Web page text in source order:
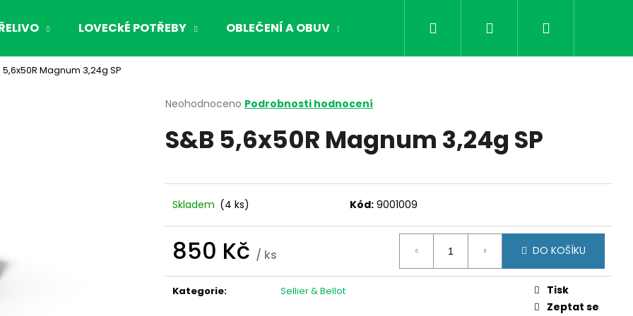
LOVECkÉ POTŘEBY OBLEČENÍ A OBUV NOČNÍ VIDĚNÍPřihlášení
5,6x50R Magnum 3,24g SP
Průměrné
produktu
je
5
hvězdiček.
Neohodnoceno Podrobnosti hodnocení
S&B 5,6x50R Magnum 3,24g SP
Skladem (4 ks) Kód: 9001009
850 Kč / ks
cena:
DO KOŠÍKU
Kategorie: Sellier & Bellot
Tisk
Zeptat se
Co potřebujete najít?
HLEDAT
Následující